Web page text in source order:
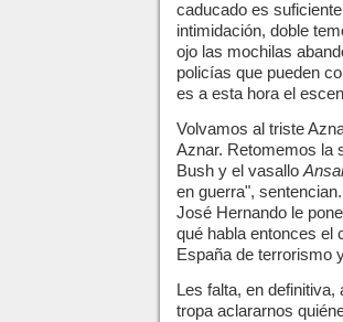
caducado es
intimidación, doble
ojo las mochilas
policías que pueden
es a esta hora el
Volvamos al triste
Aznar. Retomemos la
Bush y el vasallo
en guerra",
José Hernando le
qué habla entonces el
España de terrorismo
Les falta, en
tropa aclararnos